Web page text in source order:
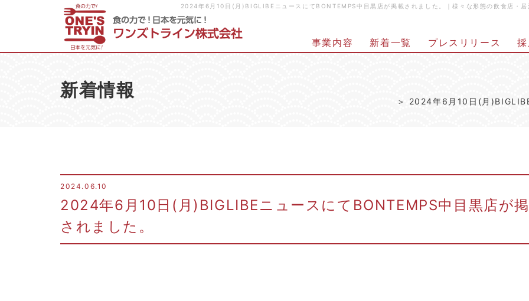
2024年6月10日(月)BIGLIBEニュースにてBONTEMPS中目黒店が掲載されました。｜様々な形態の飲食店・
事業内容 新着一覧 プレスリリース
新着情報
2024年6月10日(月
2024.06.10
2024年6月10日(月)BIGLIBEニュースにてBONTEMPS中目黒店が
されました。